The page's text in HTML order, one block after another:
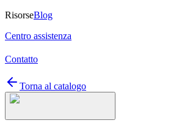
RisorseBlog
Centro assistenza
Contatto
Torna al catalogo